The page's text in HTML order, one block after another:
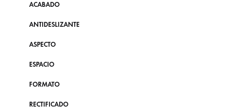
ACABADO
ANTIDESLIZANTE
ASPECTO
ESPACIO
FORMATO
RECTIFICADO